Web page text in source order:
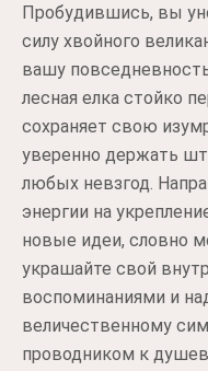
Пробудившись, вы
силу хвойного
вашу
лесная елка стойко
сохраняет свою
уверенно держать
любых невзгод.
энергии на
новые идеи, словно
украшайте свой
воспоминаниями и
величественному
проводником к